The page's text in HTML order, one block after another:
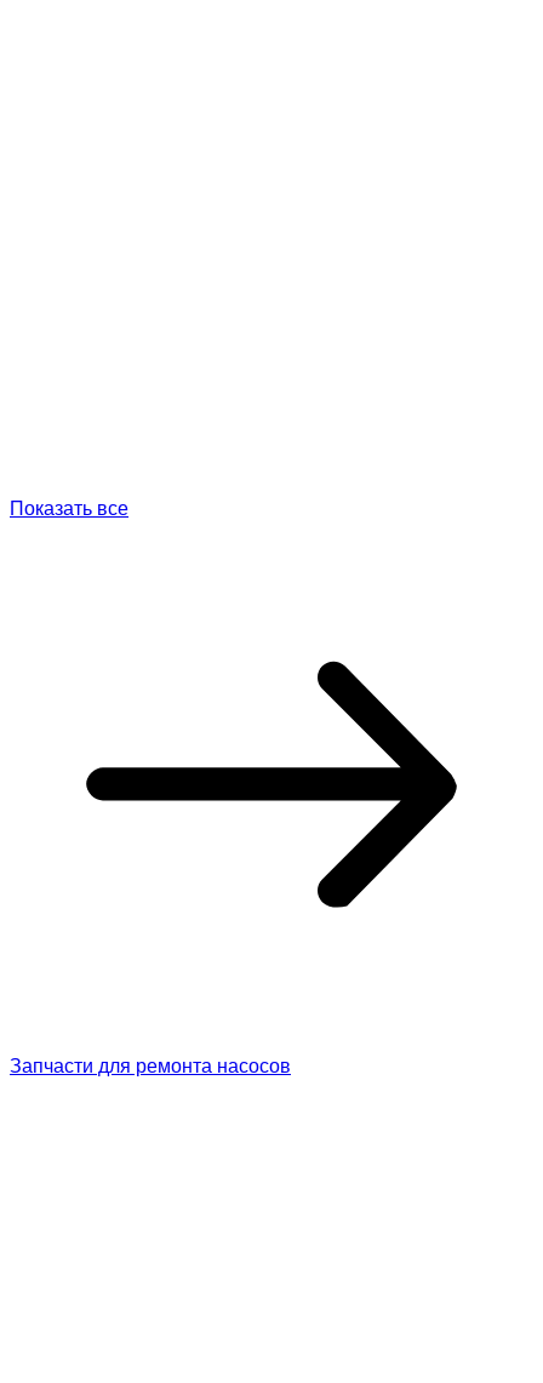
Показать все
Запчасти для ремонта насосов